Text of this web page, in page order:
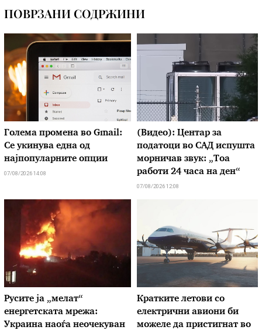
ПОВРЗАНИ СОДРЖИНИ
Голема промена во Gmail:
Се укинува една од
најпопуларните опции
07/08/2026 14:08
(Видео): Центар за
податоци во САД испушта
морничав звук: „Тоа
работи 24 часа на ден“
07/08/2026 12:08
Русите ја „мелат“
енергетската мрежа:
Украина наоѓа неочекуван
Кратките летови со
електрични авиони би
можеле да пристигнат во